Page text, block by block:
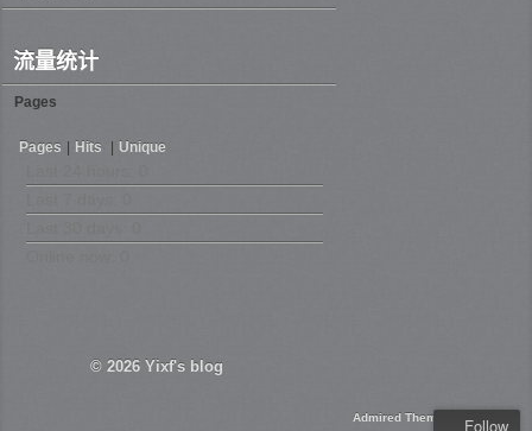
流量统计
Pages
Pages | Hits | Unique
© 2026 Yixf's blog
Admired Theme Follow